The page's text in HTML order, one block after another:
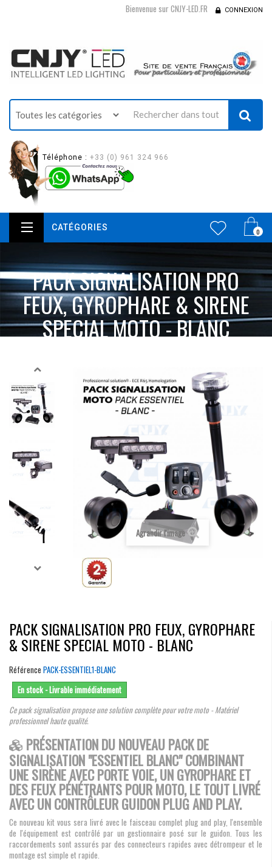
Bienvenue sur CNJY-LED.FR CONNEXION
Téléphone : +33 (0) 961 324 966
0
CATÉGORIES
PACK SIGNALISATION PRO
FEUX, GYROPHARE & SIRENE
SPECIAL MOTO - BLANC
Agrandir l'image
PACK SIGNALISATION PRO FEUX, GYROPHARE
& SIRENE SPECIAL MOTO - BLANC
Référence PACK-ESSENTIEL1-BLANC
En stock - Livrable immédiatement
Ce pack signalisation propose une solution complète pour votre moto - Matériel
professionnel haute qualité.
PRÉSENTATION DU NOUVEAU PACK DE
SIGNALISATION "ESSENTIEL BLANC" COMBINANT
UNE SIRÈNE AVEC PORTE VOIE, UN GYROPHARE ET
DES FEUX PÉNÉTRANTS POUR MOTO, LE TOUT LIVRÉ
AVEC UN CONTRÔLEUR GUIDON PLUG AND PLAY.
Ce nouveau kit vous sera livré avec le faisceau complet plug and play, l'ensemble
de l'équipement est contrôlé par un gestionnaire posé sur le guidon. Tous les
raccordements sont assurés par des connecteurs rapides avec détrompeur et le
montage est simple et rapide.